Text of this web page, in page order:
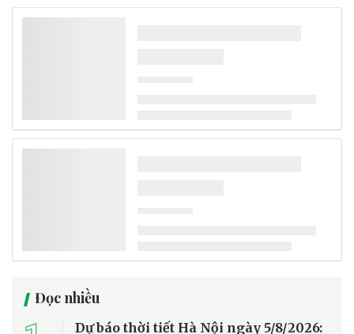
Đọc nhiều
Dự báo thời tiết Hà Nội ngày 5/8/2026: